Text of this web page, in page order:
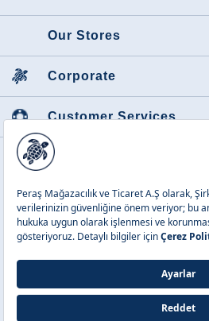
Our Stores
Corporate
Customer Services
Featured Categories